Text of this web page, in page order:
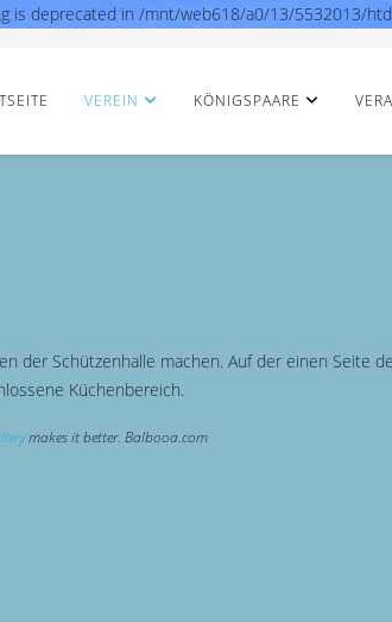
is deprecated in /mnt/web618/a0/13/5532013/
VEREIN KÖNIGSPAARE
der Schützenhalle machen. Auf der einen Seite
Küchenbereich.
makes it better. Balbooa.com